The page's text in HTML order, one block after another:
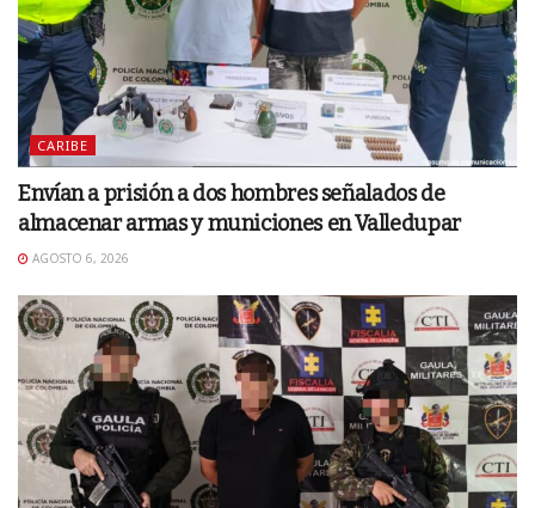
CARIBE
Envían a prisión a dos hombres señalados de
almacenar armas y municiones en Valledupar
AGOSTO 6, 2026